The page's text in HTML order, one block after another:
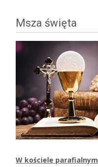
Msza święta
W kościele parafialnym